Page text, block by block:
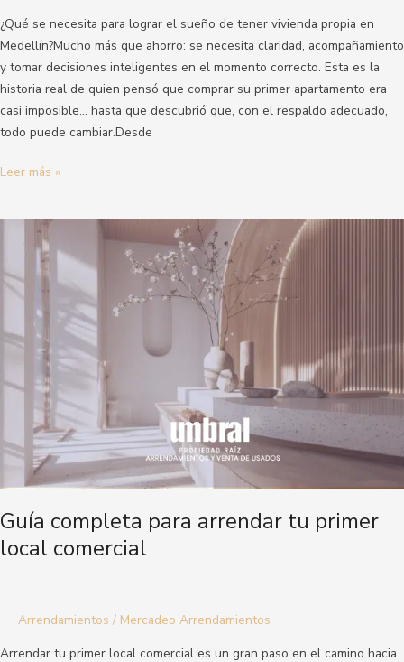
¿Qué se necesita para lograr el sueño de tener vivienda propia en
Medellín?Mucho más que ahorro: se necesita claridad, acompañamiento
y tomar decisiones inteligentes en el momento correcto. Esta es la
historia real de quien pensó que comprar su primer apartamento era
casi imposible… hasta que descubrió que, con el respaldo adecuado,
todo puede cambiar.Desde
Leer más »
Guía completa para arrendar tu primer
local comercial
Arrendamientos / Mercadeo Arrendamientos
Arrendar tu primer local comercial es un gran paso en el camino hacia
completa
para
arrendar
primer
comercial